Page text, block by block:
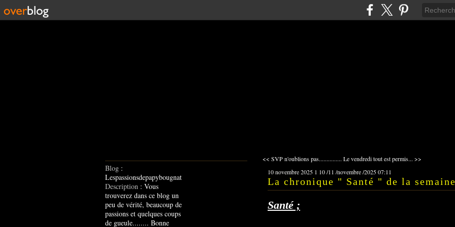
Blog :
Lespassionsdepapybougnat
Description : Vous
trouverez dans ce blog un
peu de vérité, beaucoup de
passions et quelques coups
de gueule........ Bonne
<< SVP n'oublions pas............... Le vendredi tout est permis... >>
10 novembre 2025 1 10/11 /novembre/202507:11
La chronique " Santé " de la semaine
Santé ;